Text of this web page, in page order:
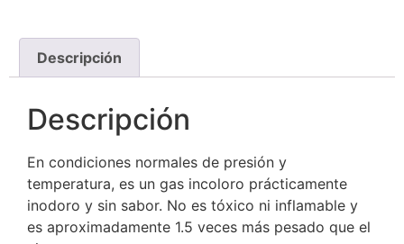
Descripción
Descripción
En condiciones normales de presión y
temperatura, es un gas incoloro prácticamente
inodoro y sin sabor. No es tóxico ni inflamable y
es aproximadamente 1.5 veces más pesado que el